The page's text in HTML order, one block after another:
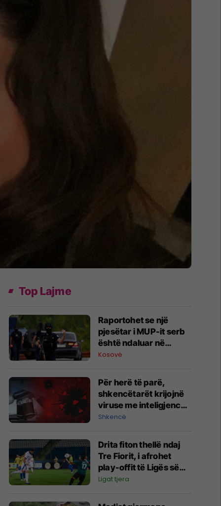
Top Lajme
Raportohet se një
pjesëtar i MUP-it serb
është ndaluar në
Jarinë
Kosovë
Për herë të parë,
shkencëtarët krijojnë
viruse me inteligjencë
artificiale
Shkencë
Drita fiton thellë ndaj
Tre Fiorit, i afrohet
play-offit të Ligës së
Konferencës
Ligat tjera